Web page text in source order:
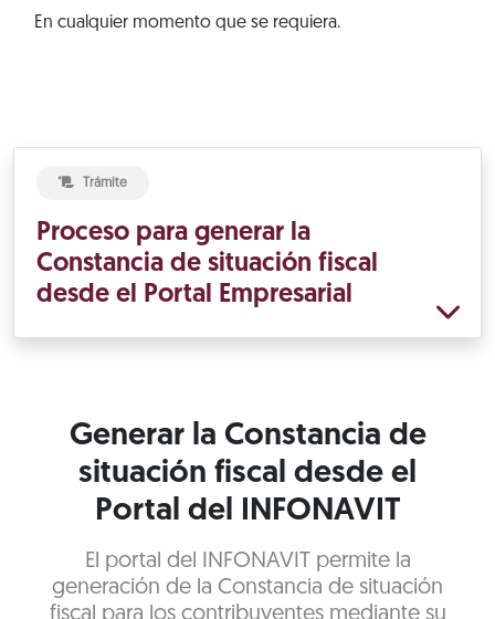
En cualquier momento que se requiera.
Trámite
Proceso para generar la
Constancia de situación fiscal
desde el Portal Empresarial
Generar la Constancia de
situación fiscal desde el
Portal del INFONAVIT
El portal del INFONAVIT permite la
generación de la Constancia de situación
fiscal para los contribuyentes mediante su